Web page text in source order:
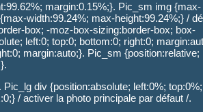
margin:0.15%;}. Pic_sm img {max-
width:99.24%; max-height:99.24%;} /
box; -moz-box-sizing:border-box; box-
left:0; top:0; bottom:0; right:0;
margin:auto;}. Pic_sm {position:relative;
div {position:absolute; left:0%; top:0%;
/ activer la photo principale par défaut /.